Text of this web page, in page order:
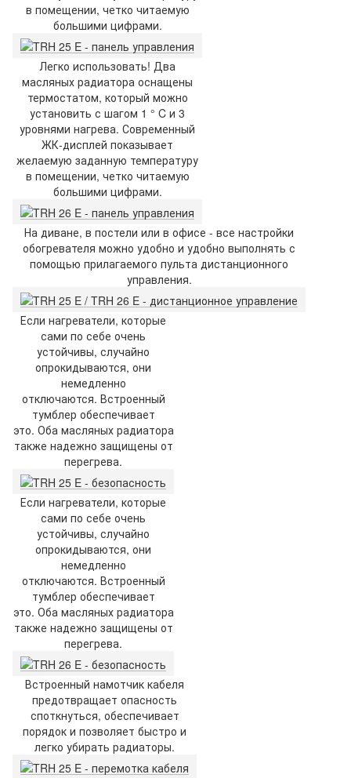
в помещении, четко читаемую
большими цифрами.
Легко использовать! Два
масляных радиатора оснащены
термостатом, который можно
установить с шагом 1 ° C и 3
уровнями нагрева. Современный
ЖК-дисплей показывает
желаемую заданную температуру
в помещении, четко читаемую
большими цифрами.
На диване, в постели или в офисе - все настройки
обогревателя можно удобно и удобно выполнять с
помощью прилагаемого пульта дистанционного
управления.
Если нагреватели, которые
сами по себе очень
устойчивы, случайно
опрокидываются, они
немедленно
отключаются. Встроенный
тумблер обеспечивает
это. Оба масляных радиатора
также надежно защищены от
перегрева.
Если нагреватели, которые
сами по себе очень
устойчивы, случайно
опрокидываются, они
немедленно
отключаются. Встроенный
тумблер обеспечивает
это. Оба масляных радиатора
также надежно защищены от
перегрева.
Встроенный намотчик кабеля
предотвращает опасность
споткнуться, обеспечивает
порядок и позволяет быстро и
легко убирать радиаторы.